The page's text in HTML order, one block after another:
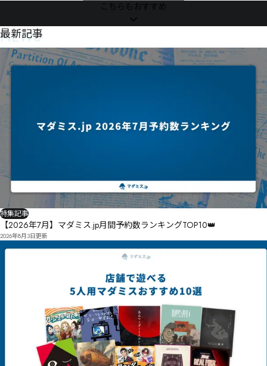
婨遖諙燽ㆬㆵ諒ㆧ㆜ㆲㆹㆶ㆑倈玸㆜㇙ㆡ㇢㆟㇞㇩听殷㇀洔倕ㆨ峼親ㆴ㇆ㆥ㇁㇋ㆨㆫㅧ㇑ㇻ㇁㇭㇈ㇸ矲㇙
僌嘲㇜㇡㇛㇎㇂ㅸㆾㇷㆾ抚㇔㇤曡㈉ㇰ㈂㈋㈏㇣㉗㉹㉏㈚㆕º·ㇺ侺ㇹ琾偊㇝㇖㈞ㇿ釪㇚㈁㇜ㆦ㈂㇟㇢卺
㈨墙㈞㈄㈁墝崾識憛ㇲ㈱謴藧㈓㈃㈓㈅㈭㈓㈗ㇶ㈱㈋㈔ㆸ
ㇿ㉍ㆼ儑㈿设㈇㈭㈈㇄㉅㈊苶怃㈧㉐⇯㇌
括拁揵㉒歎㈩㈞㈷㈴㈽㈰㇚
こちらもおすすめ
NEWS
最新記事
特集記事
【2026年7月】マダミス.jp月間予約数ランキングTOP10👑
2026年8月3日更新